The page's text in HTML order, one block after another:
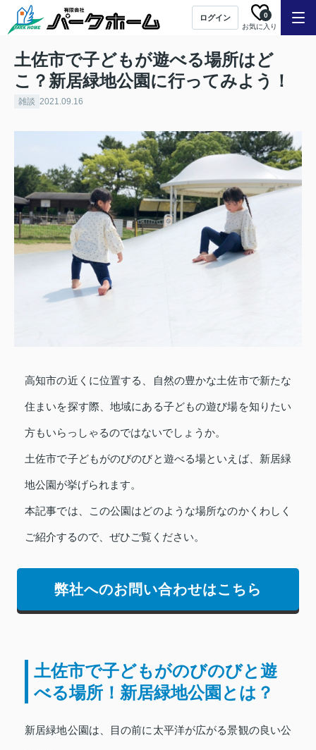
ログイン
お気に入り
0
土佐市で子どもが遊べる場所はど
こ？新居緑地公園に行ってみよう！
雑談 2021.09.16
高知市の近くに位置する、自然の豊かな土佐市で新たな
住まいを探す際、地域にある子どもの遊び場を知りたい
方もいらっしゃるのではないでしょうか。
土佐市で子どもがのびのびと遊べる場といえば、新居緑
地公園が挙げられます。
本記事では、この公園はどのような場所なのかくわしく
ご紹介するので、ぜひご覧ください。
弊社へのお問い合わせはこちら
土佐市で子どもがのびのびと遊
べる場所！新居緑地公園とは？
新居緑地公園は、目の前に太平洋が広がる景観の良い公